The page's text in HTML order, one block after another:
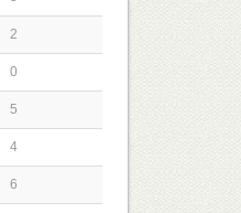
2
0
5
4
6